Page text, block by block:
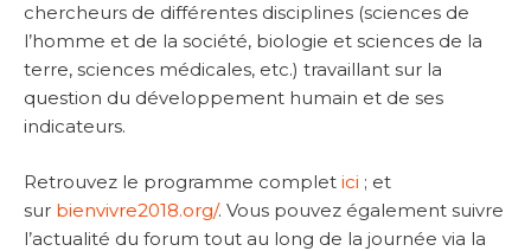
chercheurs de différentes disciplines (sciences de
l’homme et de la société, biologie et sciences de la
terre, sciences médicales, etc.) travaillant sur la
question du développement humain et de ses
indicateurs.
Retrouvez le programme complet ici ; et
sur bienvivre2018.org/. Vous pouvez également suivre
l’actualité du forum tout au long de la journée via la